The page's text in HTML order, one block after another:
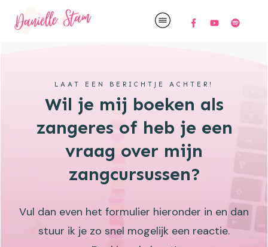
LAAT EEN BERICHTJE ACHTER!
Wil je mij boeken als
zangeres of heb je een
vraag over mijn
zangcursussen?
Vul dan even het formulier hieronder in en dan
stuur ik je zo snel mogelijk een reactie.